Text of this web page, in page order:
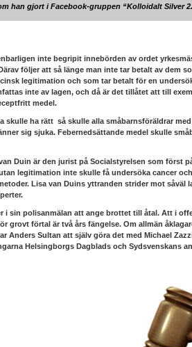
han gjort i Facebook-gruppen “Kolloidalt Silver
inte begripit innebörden av ordet
följer att så länge man inte tar betalt av dem
legitimation och som tar betalt för en
inte av lagen, och då är det tillåtet att till
medel.
skulle ha rätt så skulle alla småbarnsföräldrar
sig sjuka. Febernedsättande medel skulle
Duin är den jurist på Socialstyrelsen som först
legitimation inte skulle få undersöka cancer
Lisa van Duins yttranden strider mot
i sin polisanmälan att ange brottet till åtal. Att i
grovt förtal är två års fängelse. Om allmän
Anders Sultan att själv göra det med Michael
Helsingborgs Dagblads och Sydsvenskans